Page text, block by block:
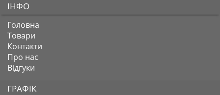
ІНФО
Головна
Товари
Контакти
Про нас
Відгуки
ГРАФІК